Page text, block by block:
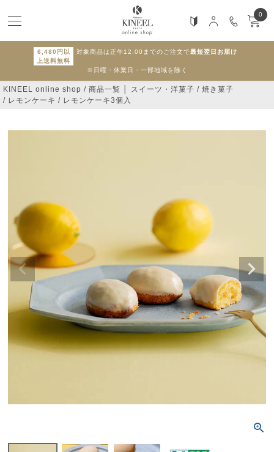
6,480円以
上送料無料
対象商品は正午12:00までのご注文で最短翌日お届け
※日曜・休業日・一部地域を除く
0
KINEEL online shop 商品一覧 │ スイーツ・洋菓子
焼き菓子
レモンケーキ
レモンケーキ3個入